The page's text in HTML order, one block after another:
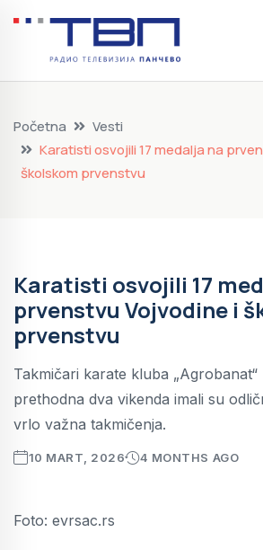
Početna
Vesti
Karatisti osvojili 17 medalja na
školskom prvenstvu
Karatisti osvojili 17
prvenstvu Vojvodine i
prvenstvu
Takmičari karate kluba „Agrobanat“
prethodna dva vikenda imali su
vrlo važna takmičenja.
10 MART, 2026 4 MONTHS AGO
Foto: evrsac.rs